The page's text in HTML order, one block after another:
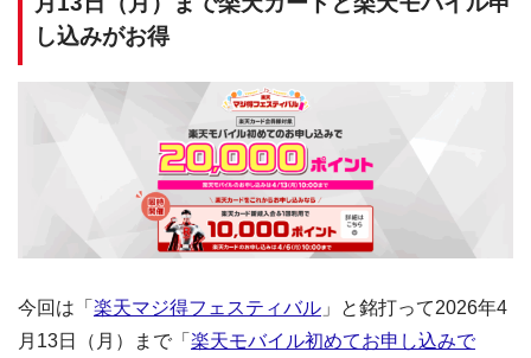
し込みがお得
今回は「 楽天マジ得フェスティバル 」と銘打って2026年4
月13日（月）まで「 楽天モバイル初めてお申し込みで